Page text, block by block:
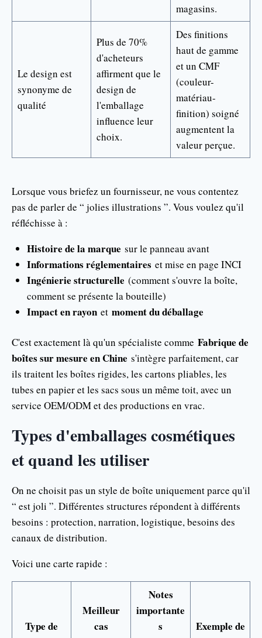
magasins.
Le design est
synonyme de
qualité
Plus de 70%
d'acheteurs
affirment que le
design de
l'emballage
influence leur
choix.
Des finitions
haut de gamme
et un CMF
(couleur-
matériau-
finition) soigné
augmentent la
valeur perçue.
Lorsque vous briefez un fournisseur, ne vous contentez
pas de parler de “ jolies illustrations ”. Vous voulez qu'il
réfléchisse à :
Histoire de la marque sur le panneau avant
Informations réglementaires et mise en page INCI
Ingénierie structurelle (comment s'ouvre la boîte,
comment se présente la bouteille)
Impact en rayonet moment du déballage
C'est exactement là qu'un spécialiste comme Fabrique de
boîtes sur mesure en Chine s'intègre parfaitement, car
ils traitent les boîtes rigides, les cartons pliables, les
tubes en papier et les sacs sous un même toit, avec un
service OEM/ODM et des productions en vrac.
Types d'emballages cosmétiques
et quand les utiliser
On ne choisit pas un style de boîte uniquement parce qu'il
“ est joli ”. Différentes structures répondent à différents
besoins : protection, narration, logistique, besoins des
canaux de distribution.
Voici une carte rapide :
Type de
Meilleur
cas
Notes
importante
s
Exemple de